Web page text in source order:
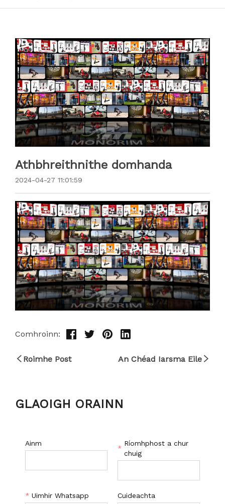
Athbhreithnithe domhanda
2024-04-27 11:01:59
Comhroinn:
Roimhe Post An Chéad Iarsma Eile
GLAOIGH ORAINN
Ainm
*
Ríomhphost a chur
chuig
* Uimhir Whatsapp Cuideachta